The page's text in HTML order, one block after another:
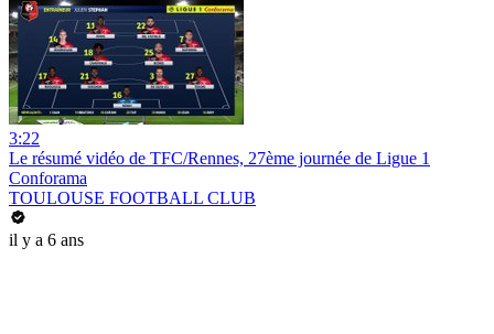
3:22
Le résumé vidéo de TFC/Rennes, 27ème journée de Ligue 1
Conforama
TOULOUSE FOOTBALL CLUB
il y a 6 ans